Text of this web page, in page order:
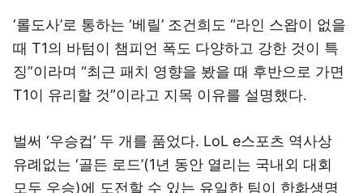
‘롤도사’로 통하는 ‘베릴’ 조건희도 “라인 스왑이 없을
때 T1의 바텀이 챔피언 폭도 다양하고 강한 것이 특
징”이라며 “최근 패치 영향을 봤을 때 후반으로 가면
T1이 유리할 것”이라고 지목 이유를 설명했다.
벌써 ‘우승컵’ 두 개를 품었다. LoL e스포츠 역사상
유례없는 ‘골든 로드’(1년 동안 열리는 국내외 대회
모두 우승)에 도전할 수 있는 유일한 팀이 한화생명